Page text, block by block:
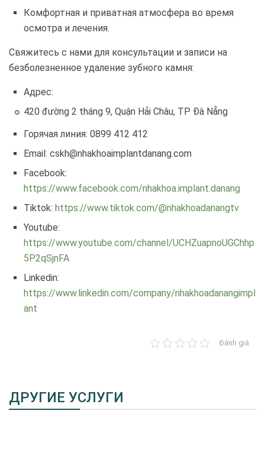
Комфортная и приватная атмосфера во время
осмотра и лечения.
Свяжитесь с нами для консультации и записи на
безболезненное удаление зубного камня:
Адрес:
420 đường 2 tháng 9, Quận Hải Châu, TP Đà Nẵng
Горячая линия: 0899 412 412
Email: cskh@nhakhoaimplantdanang.com
Facebook:
https://www.facebook.com/nhakhoa.implant.danang
Tiktok: https://www.tiktok.com/@nhakhoadanangtv
Youtube:
https://www.youtube.com/channel/UCHZuapnoUGChhp
5P2qSjnFA
Linkedin:
https://www.linkedin.com/company/nhakhoadanangimpl
ant
Đánh giá
ДРУГИЕ УСЛУГИ